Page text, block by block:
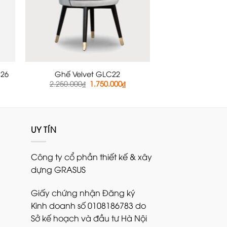
Ghế Velvet GLC22
2.250.000₫ Giá
gốc
1.750.000₫Giá
hiện
UY TÍN
Công ty cổ phần thiết kế & xây
dựng GRASUS
Giấy chứng nhận Đăng ký
Kinh doanh số 0108186783 do
Sở kế hoạch và đầu tư Hà Nội